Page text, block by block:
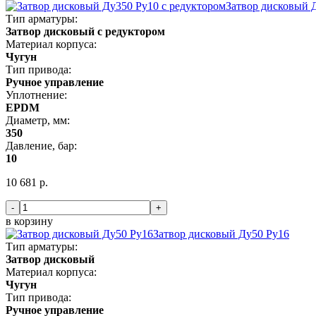
Затвор дисковый
Тип арматуры:
Затвор дисковый с редуктором
Материал корпуса:
Чугун
Тип привода:
Ручное управление
Уплотнение:
EPDM
Диаметр, мм:
350
Давление, бар:
10
10 681 р.
- +
в корзину
Затвор дисковый Ду50 Ру16
Тип арматуры:
Затвор дисковый
Материал корпуса:
Чугун
Тип привода:
Ручное управление